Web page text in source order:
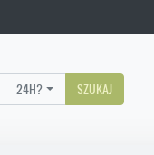
24H? SZUKAJ